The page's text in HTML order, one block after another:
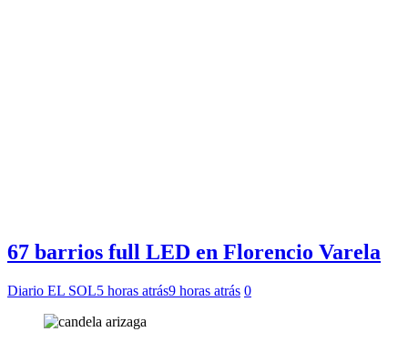
67 barrios full LED en Florencio Varela
Diario EL SOL5 horas atrás9 horas atrás 0